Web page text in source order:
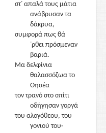
στ᾽ απαλά τους μάτια
ανάβρυσαν τα
δάκρυα,
συμφορά πως θά
᾽ρθει πρόσμεναν
βαριά.
Μα δελφίνια
θαλασσόζωα το
Θησέα
τον τρανό στο σπίτι
οδήγησαν γοργά
του αλογόθεου, του
γονιού του·